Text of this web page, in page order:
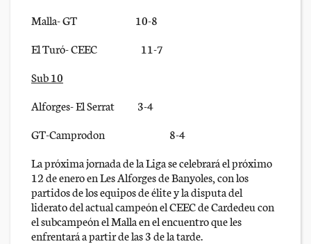
Malla- GT 10-8
El Turó- CEEC 11-7
Sub 10
Alforges- El Serrat 3-4
GT-Camprodon 8-4
La próxima jornada de la Liga se celebrará el próximo
12 de enero en Les Alforges de Banyoles, con los
partidos de los equipos de élite y la disputa del
liderato del actual campeón el CEEC de Cardedeu con
el subcampeón el Malla en el encuentro que les
enfrentará a partir de las 3 de la tarde.